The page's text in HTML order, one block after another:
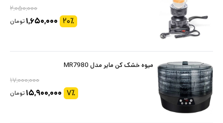
۲,۰۵۰,۰۰۰
۲۰٪ ۱,۶۵۰,۰۰۰ تومان
میوه خشک کن مایر مدل MR7980
۱۷,۰۰۰,۰۰۰
۷٪ ۱۵,۹۰۰,۰۰۰ تومان